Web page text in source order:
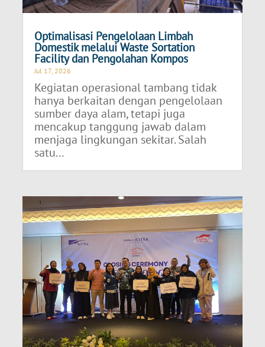
Optimalisasi Pengelolaan Limbah
Domestik melalui Waste Sortation
Facility dan Pengolahan Kompos
Jul 17, 2026
Kegiatan operasional tambang tidak
hanya berkaitan dengan pengelolaan
sumber daya alam, tetapi juga
mencakup tanggung jawab dalam
menjaga lingkungan sekitar. Salah
satu...